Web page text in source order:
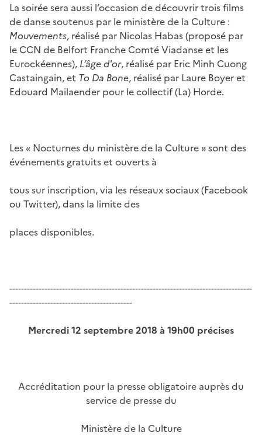
La soirée sera aussi l’occasion de découvrir trois films
de danse soutenus par le ministère de la Culture :
Mouvements, réalisé par Nicolas Habas (proposé par
le CCN de Belfort Franche Comté Viadanse et les
Eurockéennes), L’âge d'or, réalisé par Eric Minh Cuong
Castaingain, et To Da Bone, réalisé par Laure Boyer et
Edouard Mailaender pour le collectif (La) Horde.
Les « Nocturnes du ministère de la Culture » sont des
événements gratuits et ouverts à
tous sur inscription, via les réseaux sociaux (Facebook
ou Twitter), dans la limite des
places disponibles.
-----------------------------------------------------------------------------------
------------------------------------------
Mercredi 12 septembre 2018 à 19h00 précises
Accréditation pour la presse obligatoire auprès du
service de presse du
Ministère de la Culture